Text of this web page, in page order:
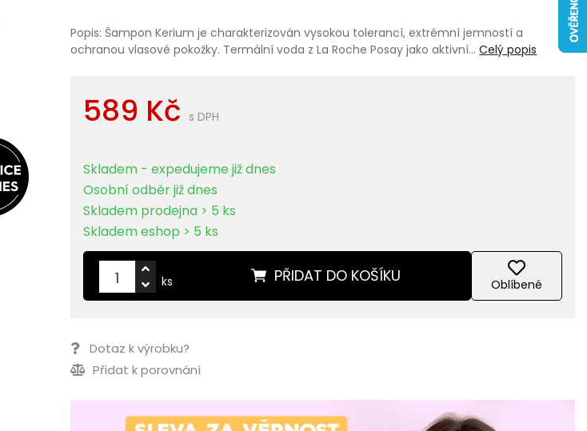
Popis: Šampon Kerium je charakterizován vysokou tolerancí, extrémní jemností a
ochranou vlasové pokožky. Termální voda z La Roche Posay jako aktivní…Celý popis
589 Kč s DPH
Skladem - expedujeme již dnes
Osobní odběr již dnes
Skladem prodejna > 5 ks
Skladem eshop > 5 ks
PŘIDAT DO KOŠÍKU
ks Oblíbené
Dotaz k výrobku?
Přidat k porovnání